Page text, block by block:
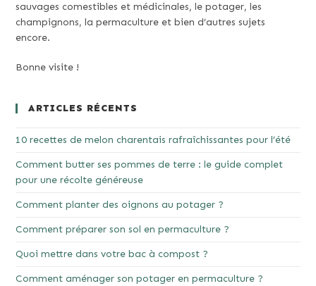
sauvages comestibles et médicinales, le potager, les
champignons, la permaculture et bien d’autres sujets
encore.
Bonne visite !
ARTICLES RÉCENTS
10 recettes de melon charentais rafraîchissantes pour l’été
Comment butter ses pommes de terre : le guide complet
pour une récolte généreuse
Comment planter des oignons au potager ?
Comment préparer son sol en permaculture ?
Quoi mettre dans votre bac à compost ?
Comment aménager son potager en permaculture ?